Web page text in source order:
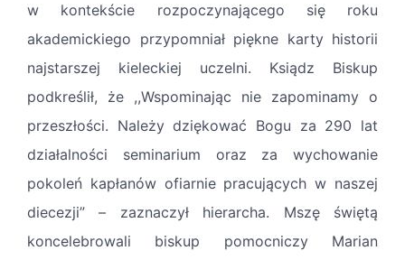
w kontekście rozpoczynającego się roku
akademickiego przypomniał piękne karty historii
najstarszej kieleckiej uczelni. Ksiądz Biskup
podkreślił, że ,,Wspominając nie zapominamy o
przeszłości. Należy dziękować Bogu za 290 lat
działalności seminarium oraz za wychowanie
pokoleń kapłanów ofiarnie pracujących w naszej
diecezji” – zaznaczył hierarcha. Mszę świętą
koncelebrowali biskup pomocniczy Marian